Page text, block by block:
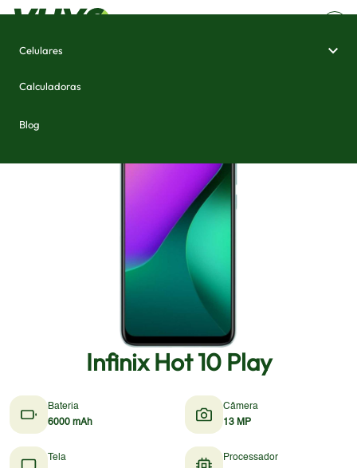
Celulares
Calculadoras
Blog
Infinix Hot 10 Play
Bateria
6000 mAh
Câmera
13 MP
Tela
Processador